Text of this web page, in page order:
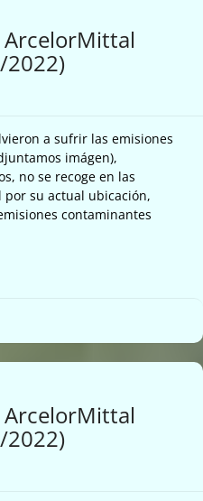
2022)
a sufrir las emisiones
imágen),
no se recoge en las
su actual ubicación,
contaminantes
2022)